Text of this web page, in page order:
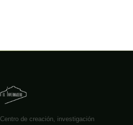
Centro de creación, investigación